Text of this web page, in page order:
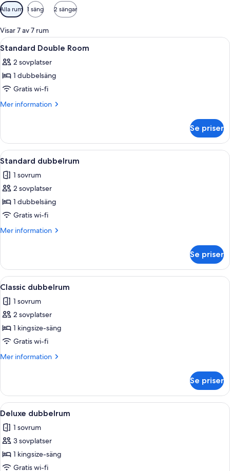
Tillgängliga
filter
för
rum
Alla rum 1 säng 2 sängar
Visar 7 av 7 rum
Öppna
alla
foton
för
Standard
Double
Ett hotellrum med en säng, två
4
Standard Double Room
2 sovplatser
1 dubbelsäng
Gratis wi-fi
Mer information
Mer
Double
Room
Se priser
Öppna
alla
foton
för
Standard
dubbelrum
Ett hotellrum med en säng, två
4
Standard dubbelrum
1 sovrum
2 sovplatser
1 dubbelsäng
Gratis wi-fi
Mer information
Mer
dubbelrum
Se priser
Öppna
alla
foton
för
Classic
dubbelrum
Minibar, skrivbord, strykjärn/
14
Classic dubbelrum
1 sovrum
2 sovplatser
1 kingsize-säng
Gratis wi-fi
Mer information
Mer
dubbelrum
Se priser
Öppna
alla
foton
för
Deluxe
dubbelrum
Ett sovrum med en stor säng, ett
3
Deluxe dubbelrum
1 sovrum
3 sovplatser
1 kingsize-säng
Gratis wi-fi